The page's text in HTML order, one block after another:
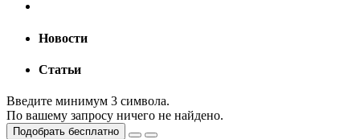
Новости
Статьи
Введите минимум 3 символа.
По вашему запросу ничего не найдено.
Подобрать бесплатно